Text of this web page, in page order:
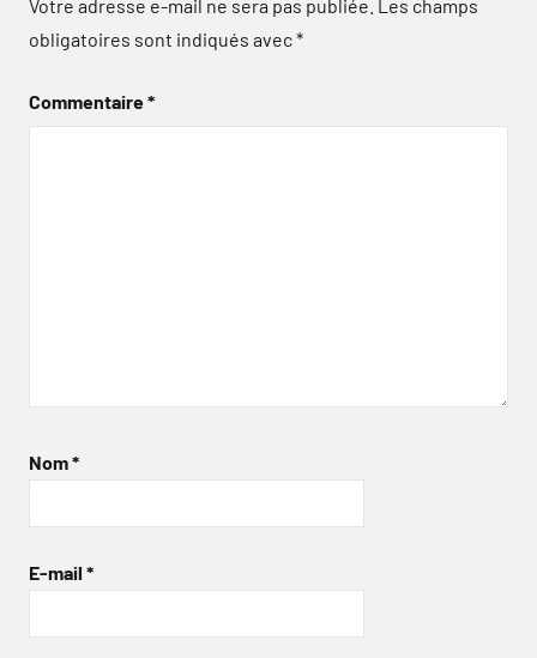
Votre adresse e-mail ne sera pas publiée.
Les champs
obligatoires sont indiqués avec*
Commentaire*
Nom*
E-mail *